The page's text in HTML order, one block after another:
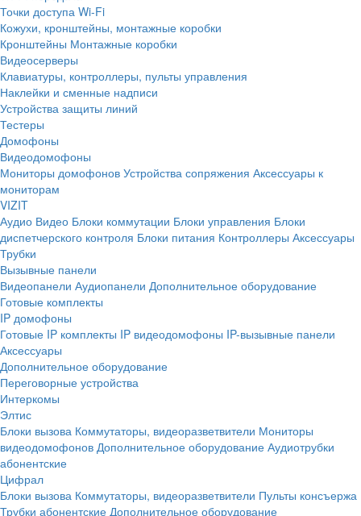
Точки доступа Wi-Fi
Кожухи, кронштейны, монтажные коробки
Кронштейны Монтажные коробки
Видеосерверы
Клавиатуры, контроллеры, пульты управления
Наклейки и сменные надписи
Устройства защиты линий
Тестеры
Домофоны
Видеодомофоны
Мониторы домофонов Устройства сопряжения Аксессуары к
мониторам
VIZIT
Аудио Видео Блоки коммутации Блоки управления Блоки
диспетчерского контроля Блоки питания Контроллеры Аксессуары
Трубки
Вызывные панели
Видеопанели Аудиопанели Дополнительное оборудование
Готовые комплекты
IP домофоны
Готовые IP комплекты IP видеодомофоны IP-вызывные панели
Аксессуары
Дополнительное оборудование
Переговорные устройства
Интеркомы
Элтис
Блоки вызова Коммутаторы, видеоразветвители Мониторы
видеодомофонов Дополнительное оборудование Аудиотрубки
абонентские
Цифрал
Блоки вызова Коммутаторы, видеоразветвители Пульты консъержа
Трубки абонентские Дополнительное оборудование